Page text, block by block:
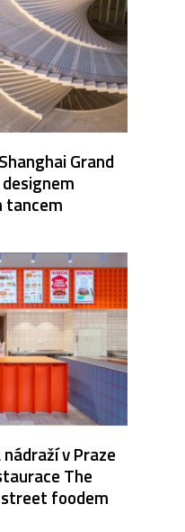
Grand
tancem
v Praze
The
foodem